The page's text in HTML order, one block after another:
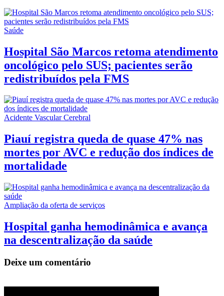
Saúde
Hospital São Marcos retoma atendimento
oncológico pelo SUS; pacientes serão
redistribuídos pela FMS
Acidente Vascular Cerebral
Piauí registra queda de quase 47% nas
mortes por AVC e redução dos índices de
mortalidade
Ampliação da oferta de serviços
Hospital ganha hemodinâmica e avança
na descentralização da saúde
Deixe um comentário